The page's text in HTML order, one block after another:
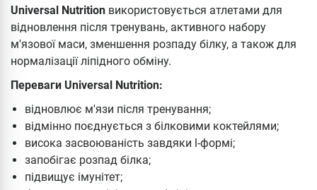
Universal Nutrition використовується атлетами для
відновлення після тренувань, активного набору
м'язової маси, зменшення розпаду білку, а також для
нормалізації ліпідного обміну.
Переваги Universal Nutrition:
відновлює м'язи після тренування;
відмінно поєднується з білковими коктейлями;
висока засвоюваність завдяки l-формі;
запобігає розпад білка;
підвищує імунітет;